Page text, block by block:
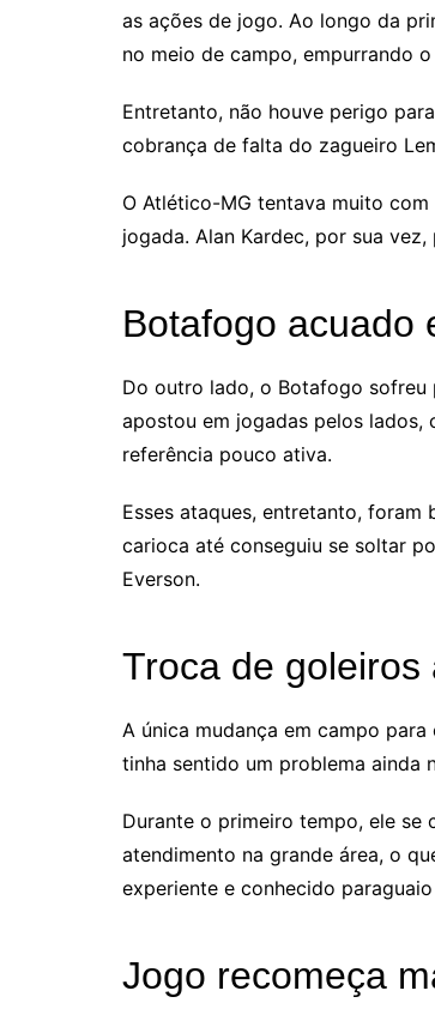
as ações de jogo. Ao longo da
no meio de campo, empurrando
Entretanto, não houve perigo
cobrança de falta do zagueiro
O Atlético-MG tentava muito
jogada. Alan Kardec, por sua
Botafogo acuado
Do outro lado, o Botafogo sofreu
apostou em jogadas pelos lados,
referência pouco ativa.
Esses ataques, entretanto,
carioca até conseguiu se soltar
Everson.
Troca de
A única mudança em campo
tinha sentido um problema ainda
Durante o primeiro tempo, ele se
atendimento na grande área, o
experiente e conhecido
Jogo recomeça